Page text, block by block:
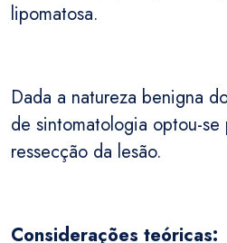
lipomatosa.
Dada a natureza benigna
de sintomatologia optou-
ressecção da lesão.
Considerações teóricas: